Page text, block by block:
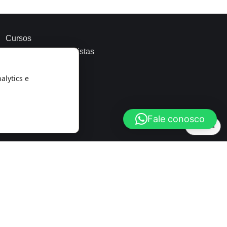
Cursos
Psicanalistas
Aluno
Fale conosco
e
Cookies